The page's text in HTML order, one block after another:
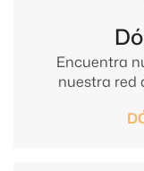
Encuentra
nuestra red